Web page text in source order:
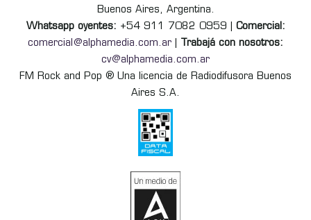
Buenos Aires, Argentina.
Whatsapp oyentes: +54 911 7082 0959 | Comercial:
comercial@alphamedia.com.ar
Trabajá con nosotros:
cv@alphamedia.com.ar
FM Rock and Pop ® Una licencia de Radiodifusora Buenos
Aires S.A.